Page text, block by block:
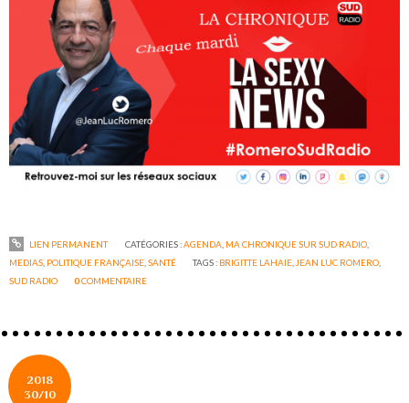
LIEN PERMANENT CATÉGORIES :AGENDA MA CHRONIQUE SUR SUD RADIO,
MEDIAS POLITIQUE FRANÇAISE ,SANTÉ TAGS : BRIGITTE LAHAIE JEAN LUC ROMERO
SUD RADIO
0COMMENTAIRE
2018
30/10